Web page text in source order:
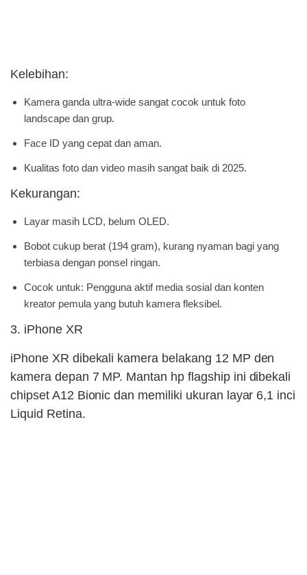
Kelebihan:
Kamera ganda ultra-wide sangat cocok untuk foto
landscape dan grup.
Face ID yang cepat dan aman.
Kualitas foto dan video masih sangat baik di 2025.
Kekurangan:
Layar masih LCD, belum OLED.
Bobot cukup berat (194 gram), kurang nyaman bagi yang
terbiasa dengan ponsel ringan.
Cocok untuk: Pengguna aktif media sosial dan konten
kreator pemula yang butuh kamera fleksibel.
3. iPhone XR
iPhone XR dibekali kamera belakang 12 MP den
kamera depan 7 MP. Mantan hp flagship ini dibekali
chipset A12 Bionic dan memiliki ukuran layar 6,1 inci
Liquid Retina.